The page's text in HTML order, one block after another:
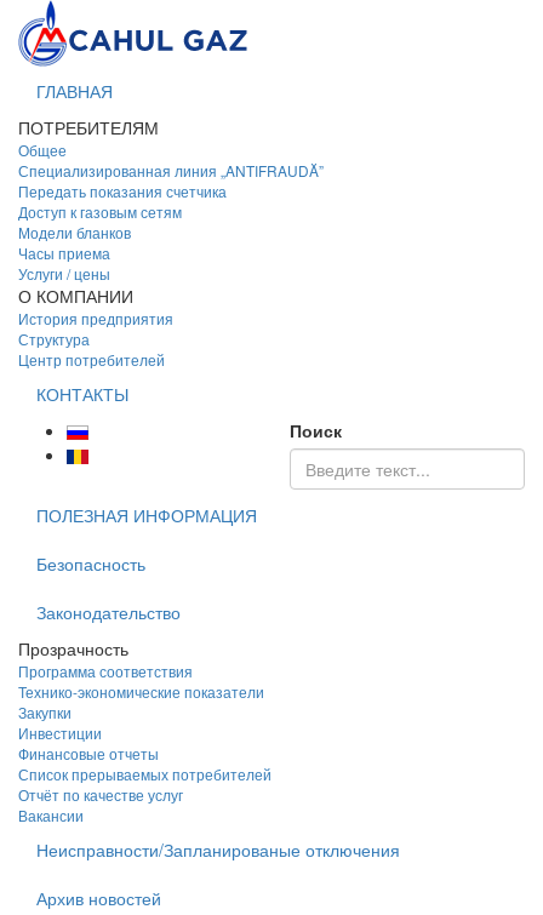
ГЛАВНАЯ
ПОТРЕБИТЕЛЯМ
Общее
Специализированная линия „ANTIFRAUDĂ”
Передать показания счетчика
Доступ к газовым сетям
Модели бланков
Часы приема
Услуги / цены
О КОМПАНИИ
История предприятия
Структура
Центр потребителей
КОНТАКТЫ
Поиск
ПОЛЕЗНАЯ ИНФОРМАЦИЯ
Безопасность
Законодательство
Прозрачность
Программа соответствия
Технико-экономические показатели
Закупки
Инвестиции
Финансовые отчеты
Список прерываемых потребителей
Отчёт по качестве услуг
Вакансии
Неисправности/Запланированые отключения
Архив новостей